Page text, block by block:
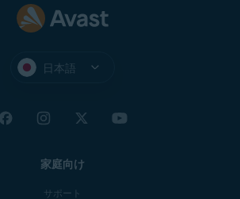
日本語
家庭向け
サポート